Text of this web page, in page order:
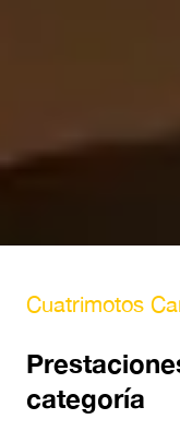
Cuatrimotos
categoría